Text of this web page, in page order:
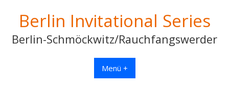
Berlin Invitational Series
Berlin-Schmöckwitz/Rauchfangswerder
Menü +